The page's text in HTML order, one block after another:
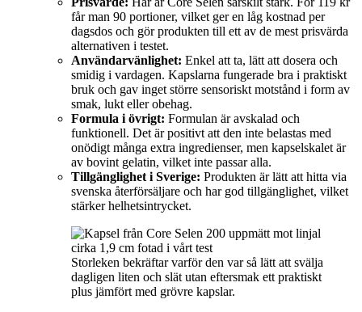
får man 90 portioner, vilket ger en låg kostnad per
dagsdos och gör produkten till ett av de mest prisvärda
alternativen i testet.
Användarvänlighet: Enkel att ta, lätt att dosera och
smidig i vardagen. Kapslarna fungerade bra i praktiskt
bruk och gav inget större sensoriskt motstånd i form av
smak, lukt eller obehag.
Formula i övrigt: Formulan är avskalad och
funktionell. Det är positivt att den inte belastas med
onödigt många extra ingredienser, men kapselskalet är
av bovint gelatin, vilket inte passar alla.
Tillgänglighet i Sverige: Produkten är lätt att hitta via
svenska återförsäljare och har god tillgänglighet, vilket
stärker helhetsintrycket.
Storleken bekräftar varför den var så lätt att svälja
dagligen liten och slät utan eftersmak ett praktiskt
plus jämfört med grövre kapslar.